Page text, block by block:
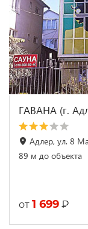
ГАВАНА (г.
Адлер, ул. 8
89 м до объекта
от 1 699 ₽